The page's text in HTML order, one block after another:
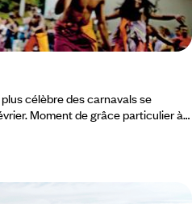
célèbre des carnavals se
Moment de grâce particulier à
pour se libérer des tracas de
un culte, vraisemblablement
!